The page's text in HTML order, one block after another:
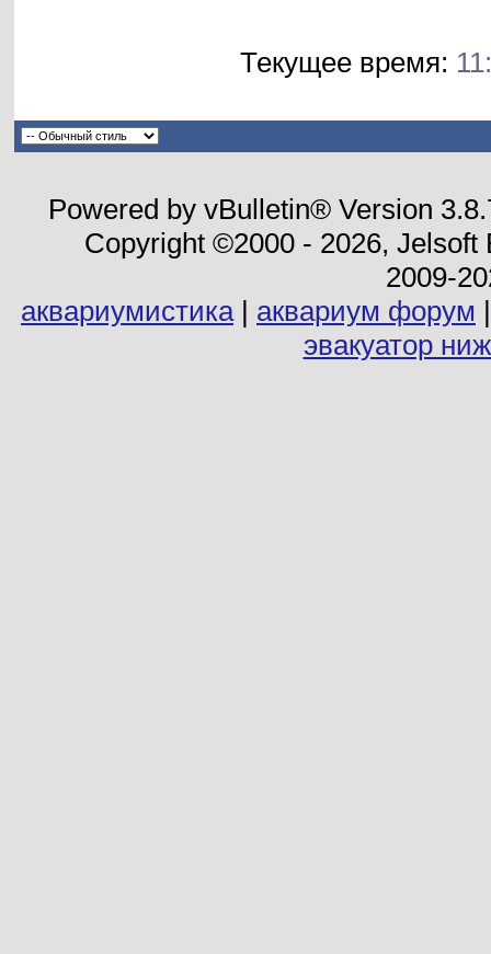
Текущее время:
Powered by vBulletin® Version
Copyright ©2000 - 2026,
2009-
аквариумистика| аквариум форум
эвакуатор